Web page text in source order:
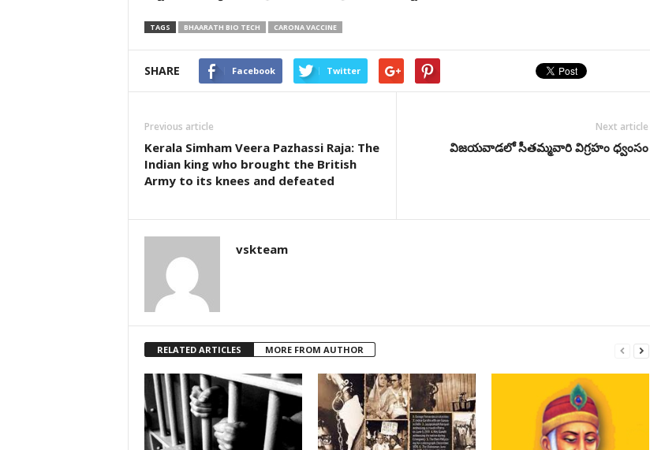
TAGS BHAARATH BIO TECH CARONA VACCINE
SHARE Facebook Twitter
Previous article
Kerala Simham Veera Pazhassi Raja: The
Indian king who brought the British
Army to its knees and defeated
Next article
విజ‌య‌వాడ‌లో సీతమ్మవారి విగ్రహం ధ్వంసం
vskteam
RELATED ARTICLES MORE FROM AUTHOR